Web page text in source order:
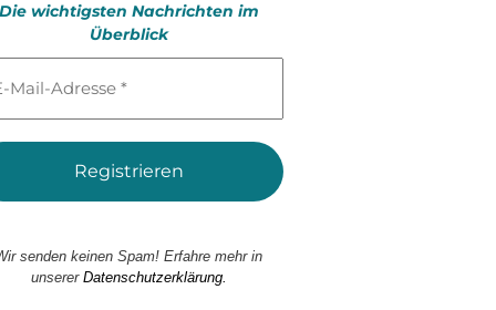
Die wichtigsten Nachrichten im
Überblick
senden keinen Spam! Erfahre mehr in
unserer Datenschutzerklärung.